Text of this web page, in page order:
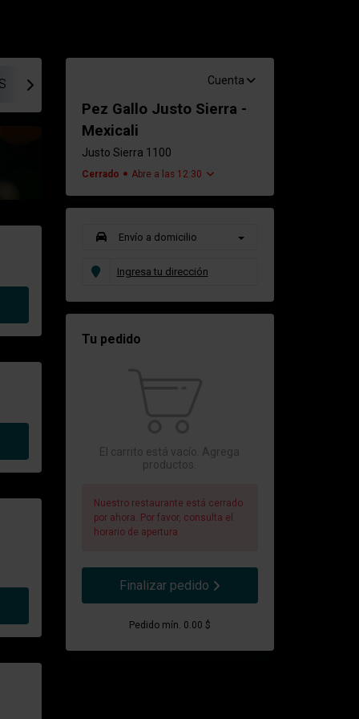
SUSHI, ROLLOS EMPANIZADOS SUSHI, ROLLOS
Cuenta
Pez Gallo Justo Sierra -
Mexicali
Justo Sierra 1100
Cerrado Abre a las 12:30
Envío a domicilio
Ingresa tu dirección
Tu pedido
El carrito está vacío. Agrega
productos.
Nuestro restaurante está cerrado
por ahora. Por favor, consulta el
horario de apertura
Finalizar pedido
Pedido mín. 0.00 $